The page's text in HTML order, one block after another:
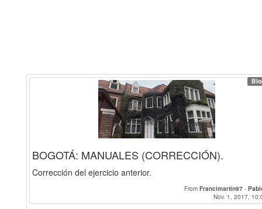
BOGOTÁ: MANUALES (CORRECCIÓN).
Corrección del ejercicio anterior.
From Francimartin97 -
Nov. 1, 2017,